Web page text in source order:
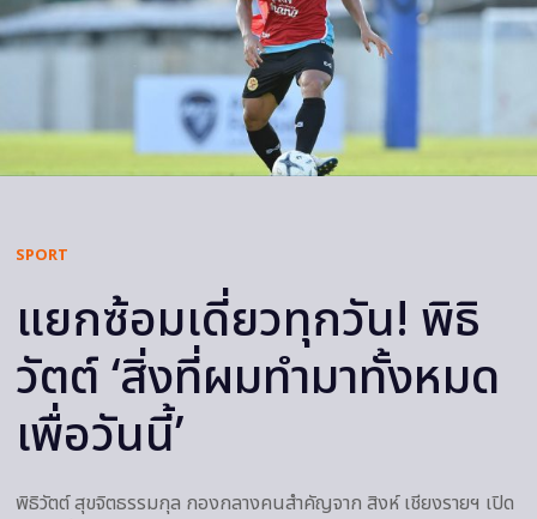
SPORT
แยกซ้อมเดี่ยวทุกวัน! พิธิ
วัตต์ ‘สิ่งที่ผมทำมาทั้งหมด
เพื่อวันนี้’
พิธิวัตต์ สุขจิตธรรมกุล กองกลางคนสำคัญจาก สิงห์ เชียงรายฯ เปิด